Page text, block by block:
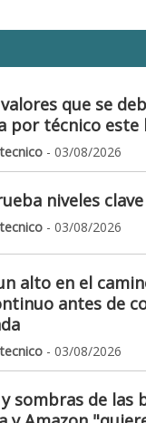
que se
por técnico este
- 03/08/2026
niveles clave
- 03/08/2026
alto en el
antes de
- 03/08/2026
y sombras de las